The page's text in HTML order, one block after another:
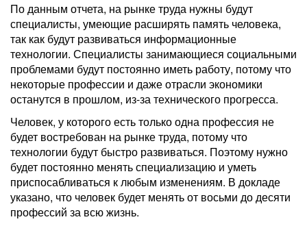
По данным отчета, на рынке труда нужны будут
специалисты, умеющие расширять память человека,
так как будут развиваться информационные
технологии. Специалисты занимающиеся социальными
проблемами будут постоянно иметь работу, потому что
некоторые профессии и даже отрасли экономики
останутся в прошлом, из-за технического прогресса.
Человек, у которого есть только одна профессия не
будет востребован на рынке труда, потому что
технологии будут быстро развиваться. Поэтому нужно
будет постоянно менять специализацию и уметь
приспосабливаться к любым изменениям. В докладе
указано, что человек будет менять от восьми до десяти
профессий за всю жизнь.